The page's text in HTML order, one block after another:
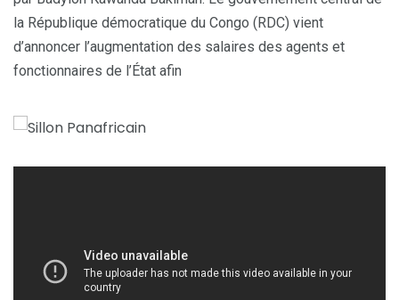
la République démocratique du Congo (RDC) vient
d’annoncer l’augmentation des salaires des agents et
fonctionnaires de l’État afin